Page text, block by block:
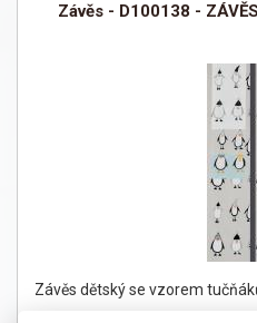
Závěs - D100138 -
Závěs dětský se vzorem